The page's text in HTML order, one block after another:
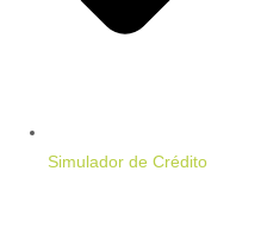
Simulador de Crédito